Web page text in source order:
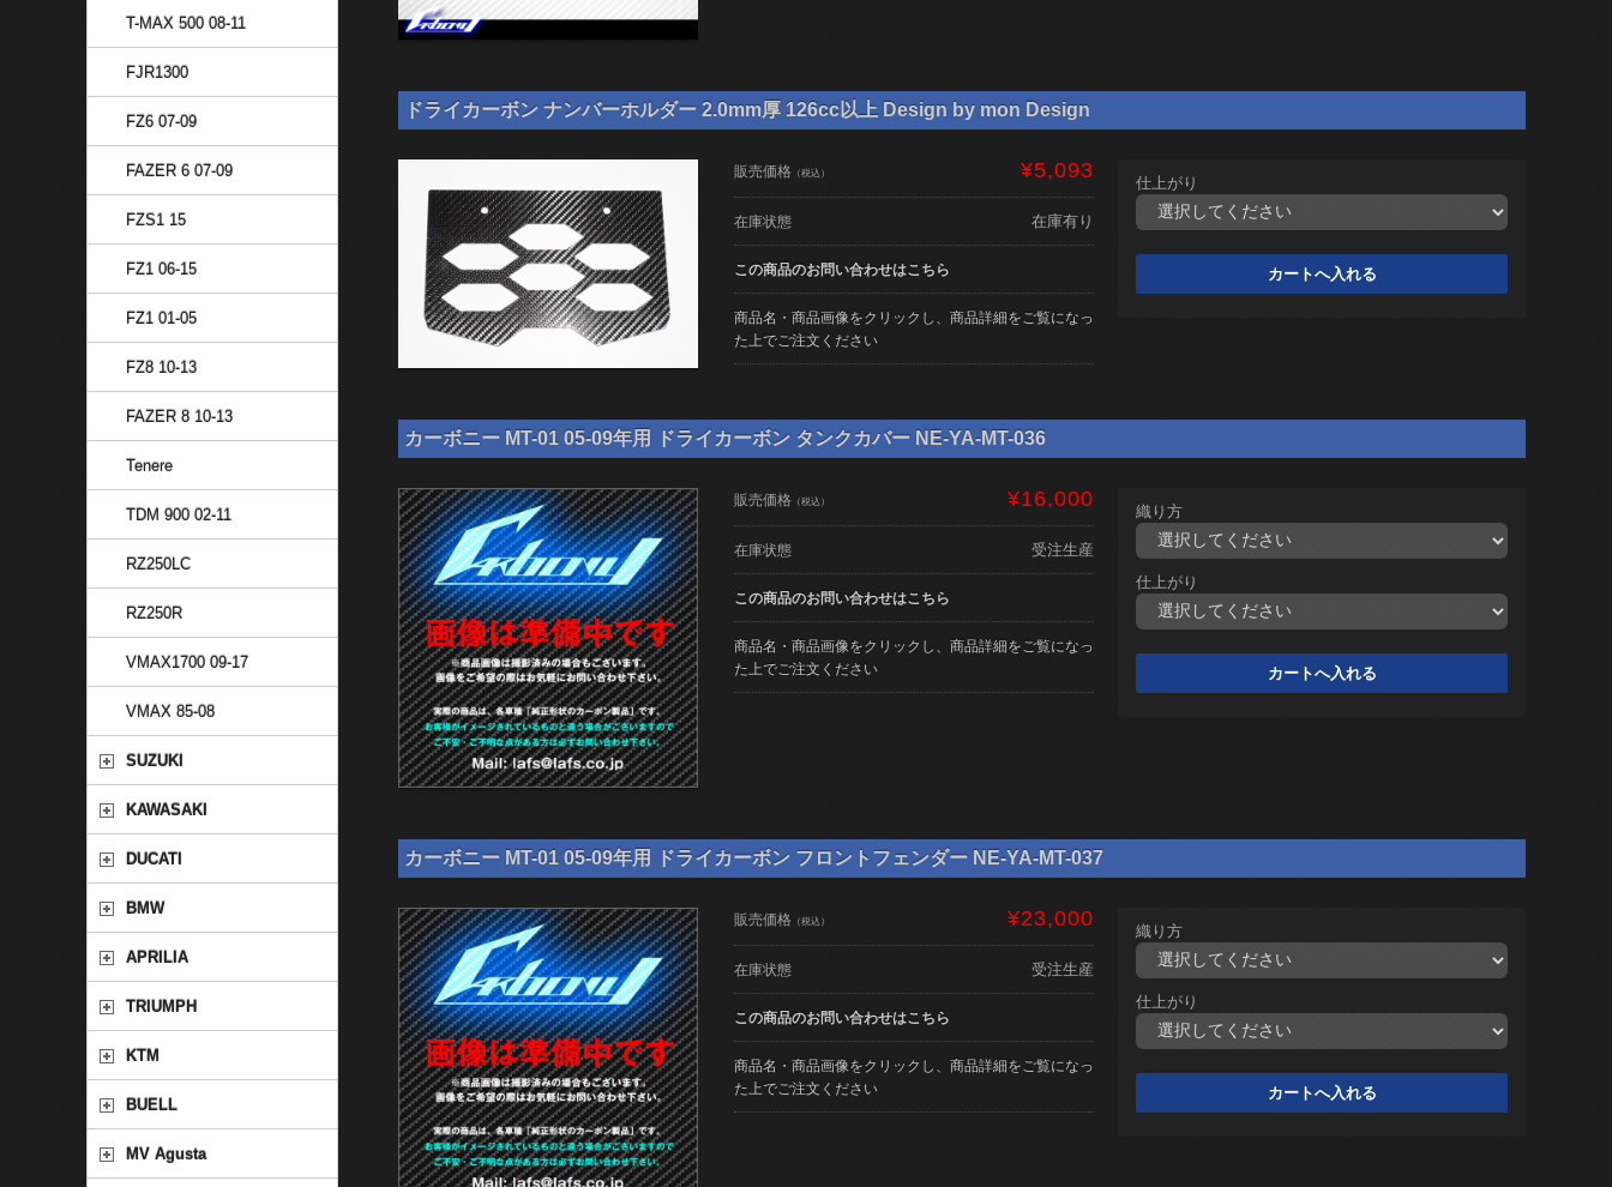
ドライカーボン ナンバーホルダー 2.0mm厚 126cc以上 Design by mon Design
販売価格 （税込） ¥5,093
在庫状態 在庫有り
この商品のお問い合わせはこちら
商品名・商品画像をクリックし、商品詳細をご覧になっ
た上でご注文ください
仕上がり
カーボニー MT-01 05-09年用 ドライカーボン タンクカバー NE-YA-MT-036
販売価格 （税込） ¥16,000
在庫状態 受注生産
この商品のお問い合わせはこちら
商品名・商品画像をクリックし、商品詳細をご覧になっ
た上でご注文ください
織り方
仕上がり
カーボニー MT-01 05-09年用 ドライカーボン フロントフェンダー NE-YA-MT-037
販売価格 （税込） ¥23,000
在庫状態 受注生産
この商品のお問い合わせはこちら
商品名・商品画像をクリックし、商品詳細をご覧になっ
た上でご注文ください
織り方
仕上がり
T-MAX 500 08-11
FJR1300
FZ6 07-09
FAZER 6 07-09
FZS1 15
FZ1 06-15
FZ1 01-05
FZ8 10-13
FAZER 8 10-13
Tenere
TDM 900 02-11
RZ250LC
RZ250R
VMAX1700 09-17
VMAX 85-08
SUZUKI
KAWASAKI
DUCATI
BMW
APRILIA
TRIUMPH
KTM
BUELL
MV Agusta